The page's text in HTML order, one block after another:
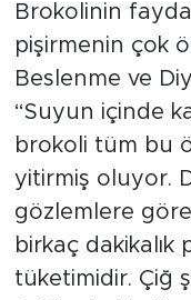
Brokolinin
pişirmenin çok
Beslenme ve
“Suyun içinde
brokoli tüm bu
yitirmiş oluyor.
gözlemlere
birkaç dakikalık
tüketimidir. Çiğ